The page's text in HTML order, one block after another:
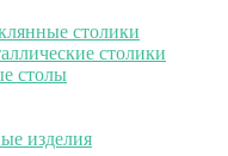
столики
столики
столы
изделия